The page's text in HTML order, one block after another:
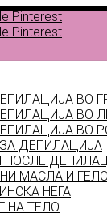
Pinterest
Pinterest
ВО
ВО
ВО
ДЕПИЛАЦИЈА
ПОСЛЕ
МАСЛА И
НЕГА
НА ТЕЛО